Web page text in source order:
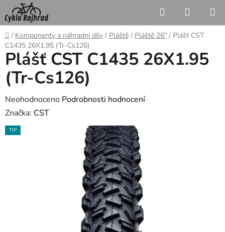
Přejít
na
obsah
Hledat
KOŠÍK
Domů
/ Komponenty a náhradní díly / Pláště / Pláště 26" / Plášť CST
C1435 26X1.95 (Tr-Cs126)
Plášť CST C1435 26X1.95
(Tr-Cs126)
Průměrné
hodnocení
produktu
Neohodnoceno Podrobnosti hodnocení
Značka: CST
TIP